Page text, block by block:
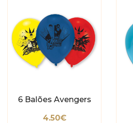
6 Balões Avengers
4.50€